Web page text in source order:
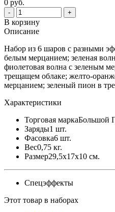
0 руб.
- +
В корзину
Описание
Набор из 6 шаров с разными
белым мерцанием; зеленая
фиолетовая волна с зеленым
трещащем облаке; желто-
мерцанием; зеленый пион в
Характеристики
Торговая маркаБольшой
Заряды1 шт.
Фасовка6 шт.
Вес0,75 кг.
Размер29,5x17x10 см.
Спецэффекты
Этот товар в наборах